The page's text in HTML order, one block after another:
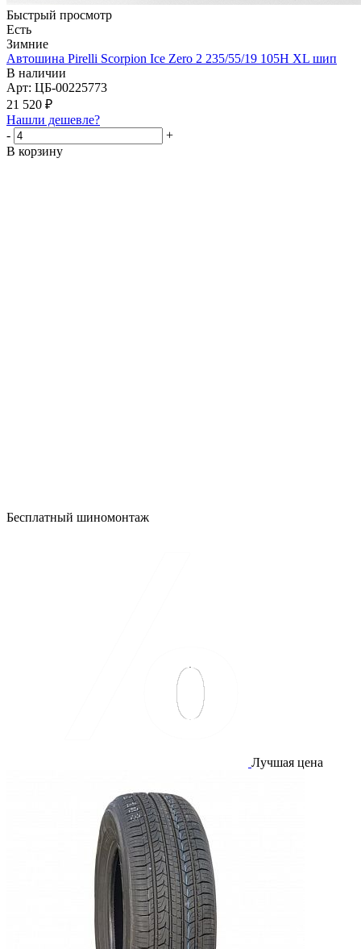
Быстрый просмотр
Есть
Зимние
Автошина Pirelli Scorpion Ice Zero 2 235/55/19 105H XL шип
В наличии
Арт: ЦБ-00225773
21 520 ₽
Нашли дешевле?
-
+
В корзину
Бесплатный шиномонтаж
Лучшая цена